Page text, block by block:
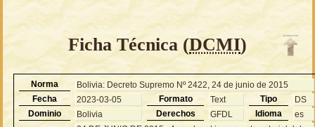
Ficha Técnica (DCMI)
Norma
Bolivia: Decreto Supremo Nº 2422, 24 de junio de 2015
Fecha
2023-03-05 Formato Text Tipo
DS
Dominio
Bolivia Derechos GFDL Idioma es